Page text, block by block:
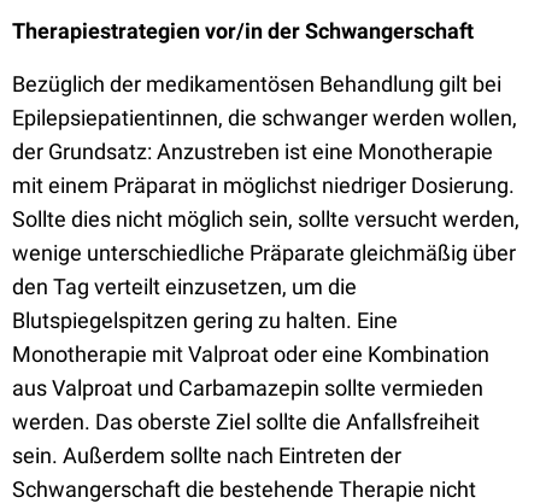
Therapiestrategien vor/in der Schwangerschaft
Bezüglich der medikamentösen Behandlung gilt bei
Epilepsiepatientinnen, die schwanger werden wollen,
der Grundsatz: Anzustreben ist eine Monotherapie
mit einem Präparat in möglichst niedriger Dosierung.
Sollte dies nicht möglich sein, sollte versucht werden,
wenige unterschiedliche Präparate gleichmäßig über
den Tag verteilt einzusetzen, um die
Blutspiegelspitzen gering zu halten. Eine
Monotherapie mit Valproat oder eine Kombination
aus Valproat und Carbamazepin sollte vermieden
werden. Das oberste Ziel sollte die Anfallsfreiheit
sein. Außerdem sollte nach Eintreten der
Schwangerschaft die bestehende Therapie nicht